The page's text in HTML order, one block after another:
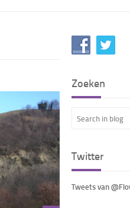
Zoeken
Twitter
Tweets van